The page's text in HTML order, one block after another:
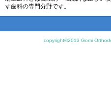
す歯科の専門分野です。
copyright©2013 Gomi